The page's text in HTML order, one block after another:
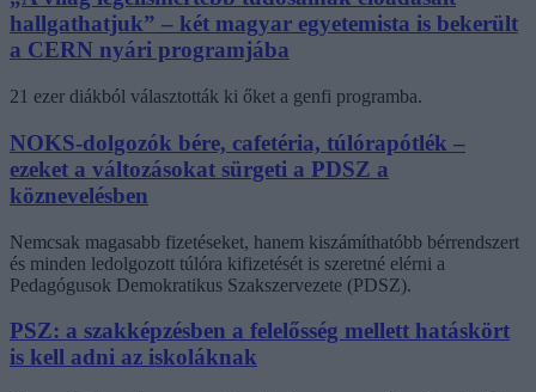
hallgathatjuk” – két magyar egyetemista is bekerült
a CERN nyári programjába
21 ezer diákból választották ki őket a genfi programba.
NOKS-dolgozók bére, cafetéria, túlórapótlék –
ezeket a változásokat sürgeti a PDSZ a
köznevelésben
Nemcsak magasabb fizetéseket, hanem kiszámíthatóbb bérrendszert
és minden ledolgozott túlóra kifizetését is szeretné elérni a
Pedagógusok Demokratikus Szakszervezete (PDSZ).
PSZ: a szakképzésben a felelősség mellett hatáskört
is kell adni az iskoláknak